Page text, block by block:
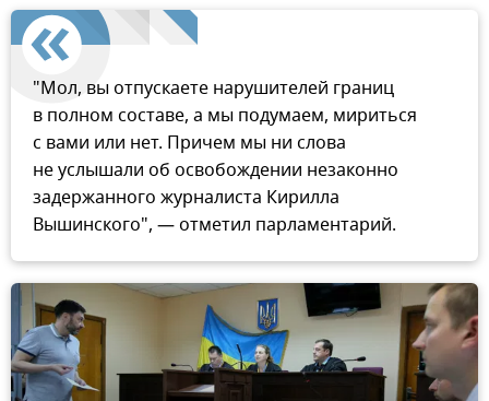
"Мол, вы отпускаете нарушителей границ
в полном составе, а мы подумаем, мириться
с вами или нет. Причем мы ни слова
не услышали об освобождении незаконно
задержанного журналиста Кирилла
Вышинского", — отметил парламентарий.